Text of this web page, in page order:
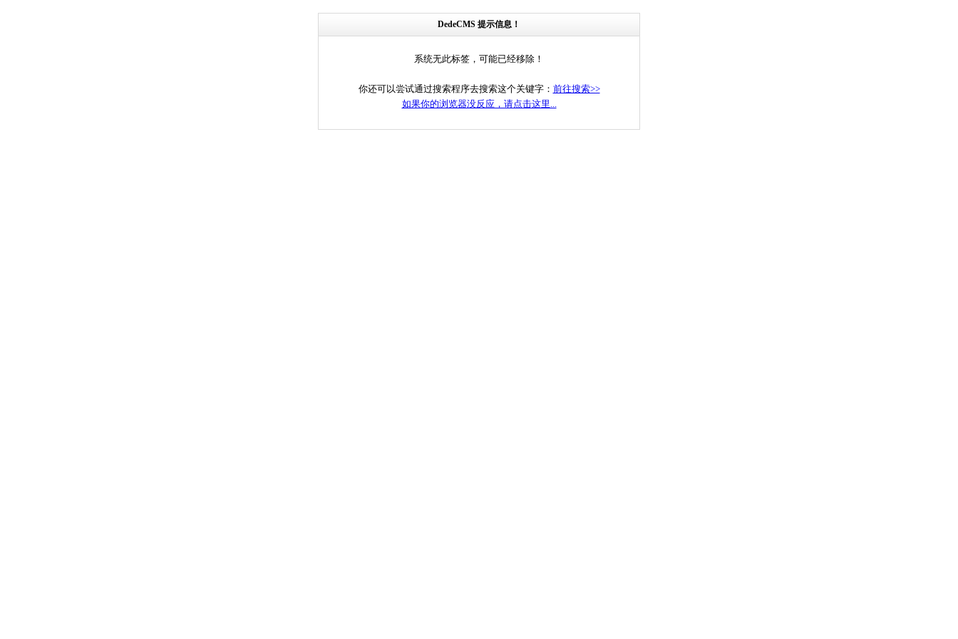
DedeCMS 提示信息！
系统无此标签，可能已经移除！
你还可以尝试通过搜索程序去搜索这个关键字： 前往搜索>>
如果你的浏览器没反应，请点击这里...